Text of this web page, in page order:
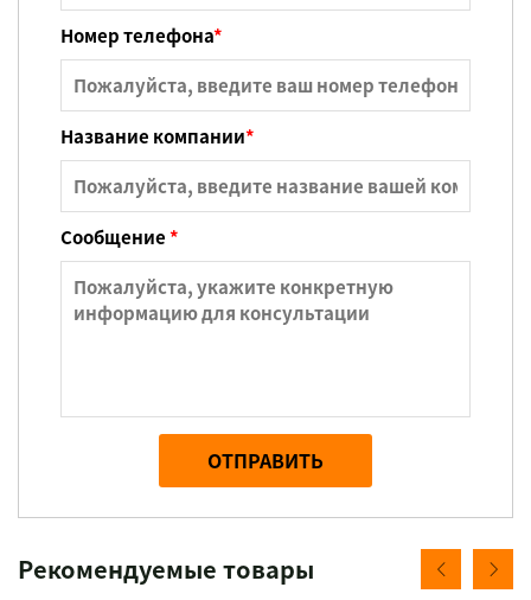
Номер телефона*
Название компании*
Сообщение*
ОТПРАВИТЬ
Рекомендуемые товары